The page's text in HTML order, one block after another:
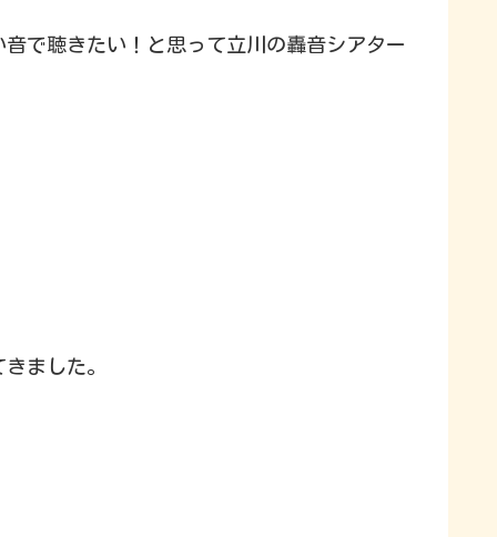
で聴きたい！と思って立川の轟音シアター
ました。